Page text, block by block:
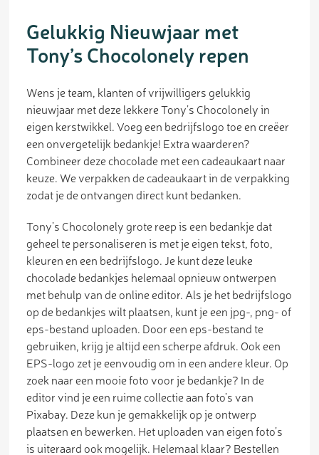
Gelukkig Nieuwjaar met
Tony’s Chocolonely repen
Wens je team, klanten of vrijwilligers gelukkig
nieuwjaar met deze lekkere Tony’s Chocolonely in
eigen kerstwikkel. Voeg een bedrijfslogo toe en creëer
een onvergetelijk bedankje! Extra waarderen?
Combineer deze chocolade met een cadeaukaart naar
keuze. We verpakken de cadeaukaart in de verpakking
zodat je de ontvangen direct kunt bedanken.
Tony’s Chocolonely grote reep is een bedankje dat
geheel te personaliseren is met je eigen tekst, foto,
kleuren en een bedrijfslogo. Je kunt deze leuke
chocolade bedankjes helemaal opnieuw ontwerpen
met behulp van de online editor. Als je het bedrijfslogo
op de bedankjes wilt plaatsen, kunt je een jpg-, png- of
eps-bestand uploaden. Door een eps-bestand te
gebruiken, krijg je altijd een scherpe afdruk. Ook een
EPS-logo zet je eenvoudig om in een andere kleur. Op
zoek naar een mooie foto voor je bedankje? In de
editor vind je een ruime collectie aan foto’s van
Pixabay. Deze kun je gemakkelijk op je ontwerp
plaatsen en bewerken. Het uploaden van eigen foto’s
is uiteraard ook mogelijk. Helemaal klaar? Bestellen